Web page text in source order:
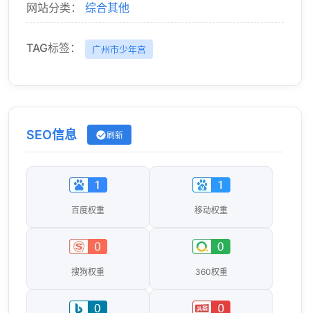
网站分类： 综合其他
TAG标签： 广州市少年宫
SEO信息 刷新
百度权重 移动权重
搜狗权重 360权重